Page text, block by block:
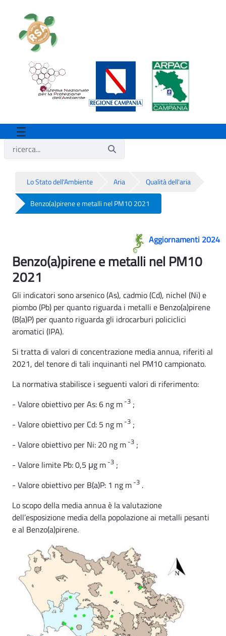
Lo Stato dell'Ambiente Aria Qualità dell'aria
Benzo(a)pirene e metalli nel PM10 2021
Aria indicatore 12 - Rsa Aggiornamenti 2024
Benzo(a)pirene e metalli nel PM10
2021
Gli indicatori sono arsenico (As), cadmio (Cd), nichel (Ni) e
piombo (Pb) per quanto riguarda i metalli e Benzo(a)pirene
(B(a)P) per quanto riguarda gli idrocarburi policiclici
aromatici (IPA).
Si tratta di valori di concentrazione media annua, riferiti al
2021, del tenore di tali inquinanti nel PM10 campionato.
La normativa stabilisce i seguenti valori di riferimento:
- Valore obiettivo per As: 6 ng m -3 ;
- Valore obiettivo per Cd: 5 ng m -3 ;
- Valore obiettivo per Ni: 20 ng m -3 ;
- Valore limite Pb: 0,5 μg m -3 ;
- Valore obiettivo per B(a)P: 1 ng m -3 .
Lo scopo della media annua è la valutazione
dell’esposizione media della popolazione ai metalli pesanti
e al Benzo(a)pirene.